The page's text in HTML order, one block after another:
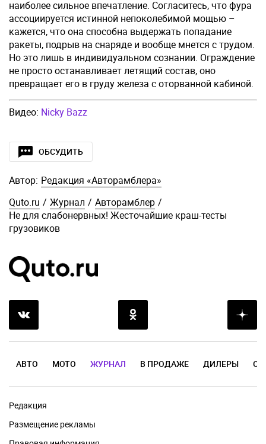
наиболее сильное впечатление. Согласитесь, что фура
ассоциируется истинной непоколебимой мощью –
кажется, что она способна выдержать попадание
ракеты, подрыв на снаряде и вообще мнется с трудом.
Но это лишь в индивидуальном сознании. Ограждение
не просто останавливает летящий состав, оно
превращает его в груду железа с оторванной кабиной.
Видео: Nicky Bazz
ОБСУДИТЬ
Автор: Редакция «Авторамблера»
Quto.ru / Журнал / Авторамблер /
Не для слабонервных! Жесточайшие краш-тесты
грузовиков
АВТО МОТО ЖУРНАЛ В ПРОДАЖЕ ДИЛЕРЫ
Редакция
Размещение рекламы